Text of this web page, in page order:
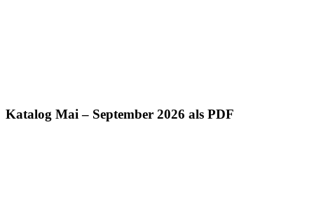
Katalog Mai – September 2026 als PDF